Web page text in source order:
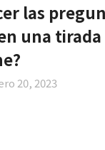
las
una tirada
20, 2023